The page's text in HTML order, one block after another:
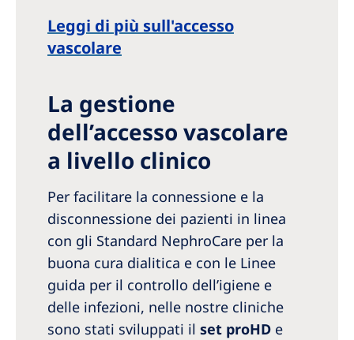
Leggi di più sull'accesso
vascolare
La gestione
dell’accesso vascolare
a livello clinico
Per facilitare la connessione e la
disconnessione dei pazienti in linea
con gli Standard NephroCare per la
buona cura dialitica e con le Linee
guida per il controllo dell’igiene e
delle infezioni, nelle nostre cliniche
sono stati sviluppati il set proHD e